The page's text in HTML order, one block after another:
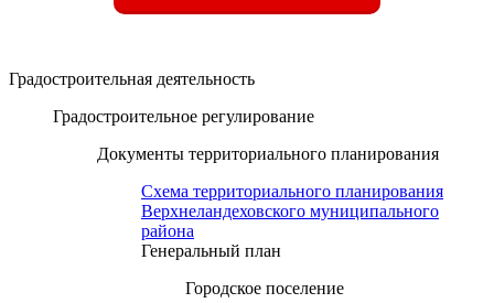
Градостроительная деятельность
Градостроительное регулирование
Документы территориального планирования
Схема территориального планирования
Верхнеландеховского муниципального
района
Генеральный план
Городское поселение